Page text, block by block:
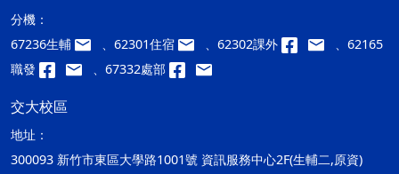
分機：
67236生輔
、62301住宿 、62302課外
、62165
職發
、67332處部
交大校區
地址：
300093 新竹市東區大學路1001號 資訊服務中心2F(生輔二,原資)